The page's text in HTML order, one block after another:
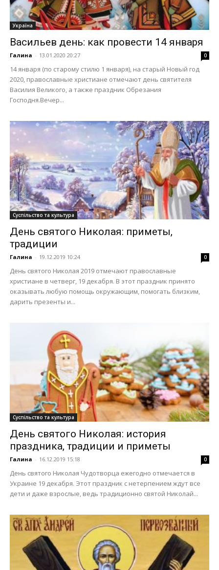
Україна
Васильев день: как провести 14 января
Галина - 13.01.2020 20:27 0
14 января (по старому стилю 1 января), на старый Новый год
2020, православные христиане отмечают день святителя
Василия Великого, а также праздник Обрезания
Господня.Вечер...
Суспільство та культура
День святого Николая: приметы,
традиции
Галина - 19.12.2019 10:24 0
День святого Николая 2019 отмечают православные
христиане в четверг, 19 декабря. В этот праздник принято
оказывать любую помощь окружающим, помогать близким,
дарить презенты и...
Суспільство та культура
День святого Николая: история
праздника, традиции и приметы
Галина - 16.12.2019 15:18 0
День святого Николая Чудотворца ежегодно отмечается в
Украине 19 декабря. Этот праздник с нетерпением ждут все
дети и даже взрослые, ведь традиционно святой Николай...